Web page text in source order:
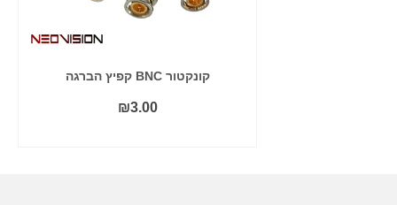
קונקטור BNC קפיץ הברגה
₪3.00